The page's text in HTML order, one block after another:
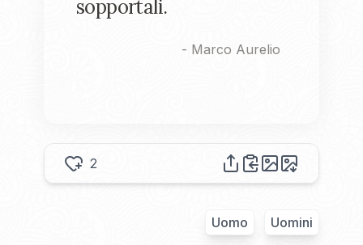
sopportali.
- Marco Aurelio
2
Uomo Uomini